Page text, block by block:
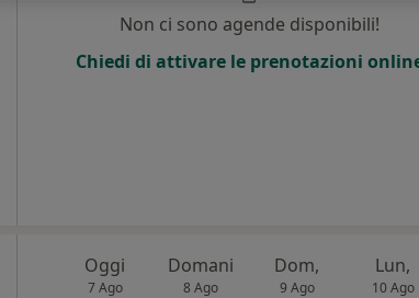
Non ci sono agende disponibili!
Chiedi di attivare le prenotazioni
Oggi
7 Ago
Domani
8 Ago
Dom,
9 Ago
Lun,
10 Ago